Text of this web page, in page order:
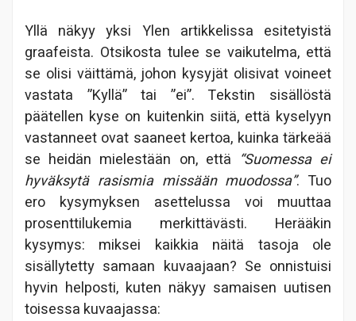
Yllä näkyy yksi Ylen artikkelissa esitetyistä
graafeista. Otsikosta tulee se vaikutelma, että
se olisi väittämä, johon kysyjät olisivat voineet
vastata ”Kyllä” tai ”ei”. Tekstin sisällöstä
päätellen kyse on kuitenkin siitä, että kyselyyn
vastanneet ovat saaneet kertoa, kuinka tärkeää
se heidän mielestään on, että “Suomessa ei
hyväksytä rasismia missään muodossa”. Tuo
ero kysymyksen asettelussa voi muuttaa
prosenttilukemia merkittävästi. Herääkin
kysymys: miksei kaikkia näitä tasoja ole
sisällytetty samaan kuvaajaan? Se onnistuisi
hyvin helposti, kuten näkyy samaisen uutisen
toisessa kuvaajassa: